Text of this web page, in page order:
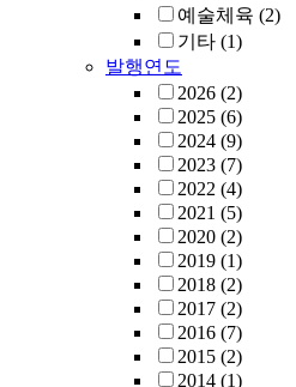
예술체육 (2)
기타 (1)
발행연도
2026 (2)
2025 (6)
2024 (9)
2023 (7)
2022 (4)
2021 (5)
2020 (2)
2019 (1)
2018 (2)
2017 (2)
2016 (7)
2015 (2)
2014 (1)